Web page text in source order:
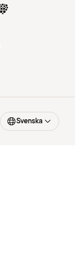
Svenska